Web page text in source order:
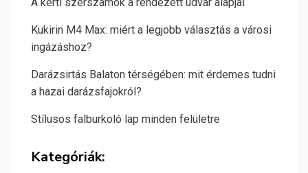
Kukirin M4 Max: miért a legjobb választás a városi
ingázáshoz?
Darázsirtás Balaton térségében: mit érdemes tudni
a hazai darázsfajokról?
Stílusos falburkoló lap minden felületre
Kategóriák: